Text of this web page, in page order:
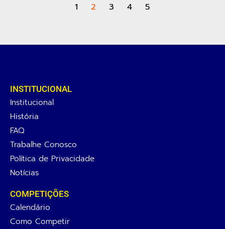
1 2 3 4 5
INSTITUCIONAL
Institucional
História
FAQ
Trabalhe Conosco
Política de Privacidade
Notícias
COMPETIÇÕES
Calendário
Como Competir